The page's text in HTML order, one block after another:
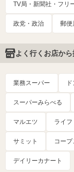
TV局・新聞社・フリ
政党・政治 郵便
よく行くお店か
業務スーパー
スーパーみらべる
マルエツ ライフ
サミット コー
デイリーカナート